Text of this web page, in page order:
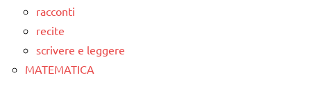
racconti
recite
scrivere e leggere
MATEMATICA